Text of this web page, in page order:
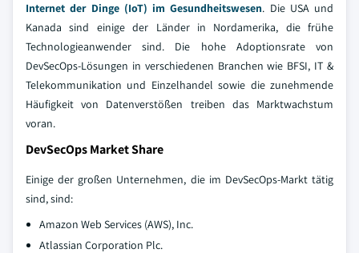
Internet der Dinge (IoT) im Gesundheitswesen. Die USA und
Kanada sind einige der Länder in Nordamerika, die frühe
Technologieanwender sind. Die hohe Adoptionsrate von
DevSecOps-Lösungen in verschiedenen Branchen wie BFSI, IT &
Telekommunikation und Einzelhandel sowie die zunehmende
Häufigkeit von Datenverstößen treiben das Marktwachstum
voran.
DevSecOps Market Share
Einige der großen Unternehmen, die im DevSecOps-Markt tätig
sind, sind:
Amazon Web Services (AWS), Inc.
Atlassian Corporation Plc.